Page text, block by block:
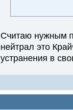
Считаю нужным
нейтрал это
устранения в